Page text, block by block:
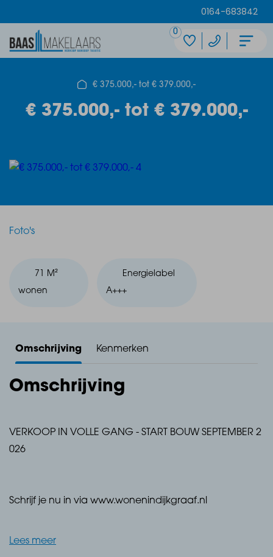
0164-683842
0
€ 375.000,- tot € 379.000,-
€ 375.000,- tot € 379.000,-
Foto's
71 M²
wonen
Energielabel
A+++
Omschrijving Kenmerken
Omschrijving
VERKOOP IN VOLLE GANG - START BOUW SEPTEMBER 2
026
Schrijf je nu in via www.wonenindijkgraaf.nl
Lees meer